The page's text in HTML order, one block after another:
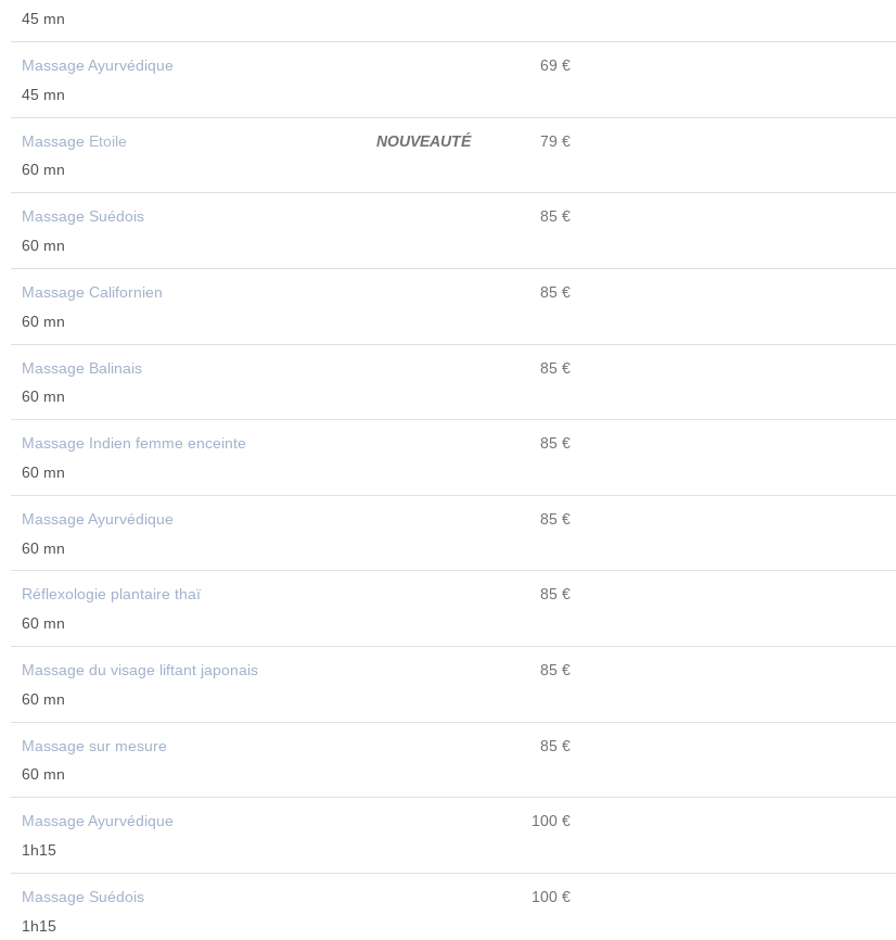
45 mn
Massage Ayurvédique
45 mn
69 €
Massage Etoile
60 mn
NOUVEAUTÉ 79 €
Massage Suédois
60 mn
85 €
Massage Californien
60 mn
85 €
Massage Balinais
60 mn
85 €
Massage Indien femme enceinte
60 mn
85 €
Massage Ayurvédique
60 mn
85 €
Réflexologie plantaire thaï
60 mn
85 €
Massage du visage liftant japonais
60 mn
85 €
Massage sur mesure
60 mn
85 €
Massage Ayurvédique
1h15
100 €
Massage Suédois
1h15
100 €